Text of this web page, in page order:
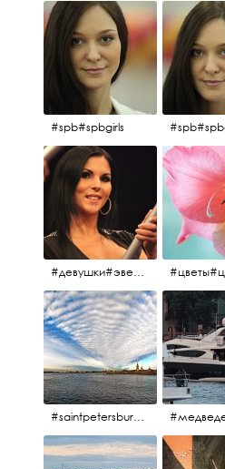
#spb#spbgirls
#девушки#эверласт#everlast#finland#southfinland#helsinki
#saintpetersburg #санктпетербург#нева#троицкиймост#питерскоеутро#петропавловскаякрепость